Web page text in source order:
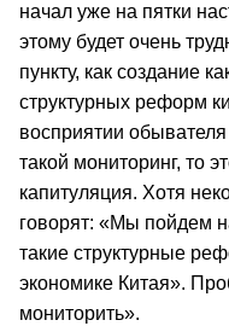
начал уже на пятки
этому будет очень
пункту, как создание
структурных реформ
восприятии
такой мониторинг, то
капитуляция. Хотя
говорят: «Мы пойдем
такие структурные
экономике Китая».
мониторить».